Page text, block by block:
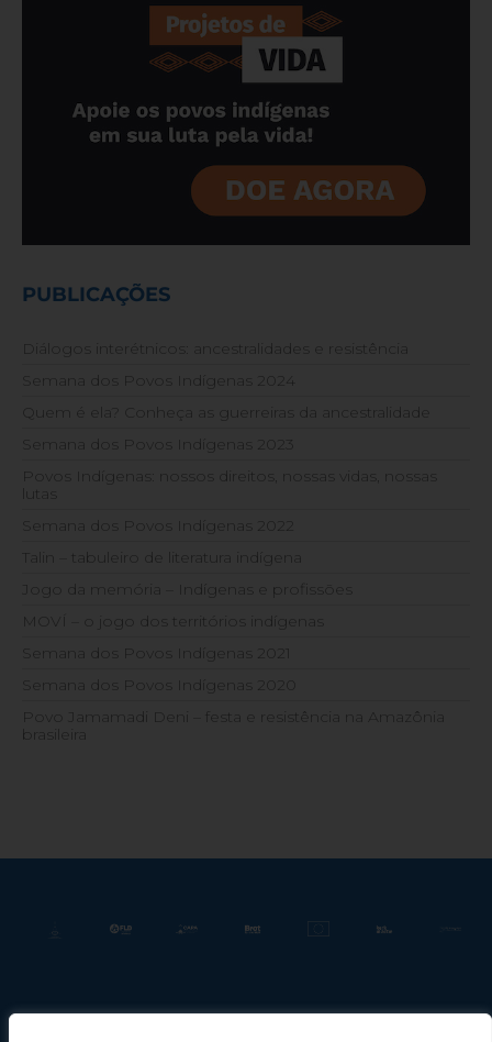
PUBLICAÇÕES
Diálogos interétnicos: ancestralidades e resistência
Semana dos Povos Indígenas 2024
Quem é ela? Conheça as guerreiras da ancestralidade
Semana dos Povos Indígenas 2023
Povos Indígenas: nossos direitos, nossas vidas, nossas
lutas
Semana dos Povos Indígenas 2022
Talin – tabuleiro de literatura indígena
Jogo da memória – Indígenas e profissões
MOVÍ – o jogo dos territórios indígenas
Semana dos Povos Indígenas 2021
Semana dos Povos Indígenas 2020
Povo Jamamadi Deni – festa e resistência na Amazônia
brasileira